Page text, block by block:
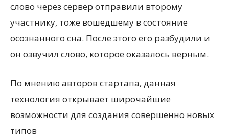
слово через сервер отправили второму
участнику, тоже вошедшему в состояние
осознанного сна. После этого его разбудили и
он озвучил слово, которое оказалось верным.
По мнению авторов стартапа, данная
технология открывает широчайшие
возможности для создания совершенно новых
типов